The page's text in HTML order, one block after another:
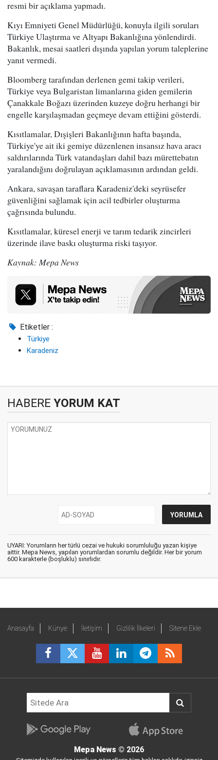
resmi bir açıklama yapmadı.
Kıyı Emniyeti Genel Müdürlüğü, konuyla ilgili soruları
Türkiye Ulaştırma ve Altyapı Bakanlığına yönlendirdi.
Bakanlık, mesai saatleri dışında yapılan yorum taleplerine
yanıt vermedi.
Bloomberg tarafından derlenen gemi takip verileri,
Türkiye veya Bulgaristan limanlarına giden gemilerin
Çanakkale Boğazı üzerinden kuzeye doğru herhangi bir
engelle karşılaşmadan geçmeye devam ettiğini gösterdi.
Kısıtlamalar, Dışişleri Bakanlığının hafta başında,
Türkiye'ye ait iki gemiye düzenlenen insansız hava aracı
saldırılarında Türk vatandaşları dahil bazı mürettebatın
yaralandığını doğrulayan açıklamasının ardından geldi.
Ankara, savaşan taraflara Karadeniz'deki seyrüsefer
güvenliğini sağlamak için acil tedbirler oluşturma
çağrısında bulundu.
Kısıtlamalar, küresel enerji ve tarım tedarik zincirleri
üzerinde ilave baskı oluşturma riski taşıyor.
Kaynak: Mepa News
Etiketler :
Türkiye
Karadeniz
HABERE YORUM KAT
UYARI: Yorumların her türlü cezai ve hukuki sorumluluğu yazan kişiye
aittir. Mepa News, yapılan yorumlardan sorumlu değildir. Her bir yorum
600 karakterle (boşluklu) sınırlıdır.
Anasayfa Künye İletişim Gizlilik İlkeleri Sitene Ekle
Mepa News © 2026